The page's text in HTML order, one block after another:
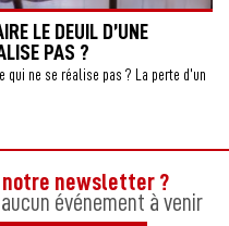
LE DEUIL D’UNE
PAS ?
qui ne se réalise pas ? La perte d’un
notre newsletter ?
événement à venir